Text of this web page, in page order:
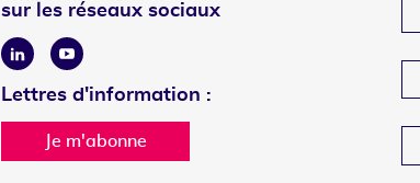
sur les réseaux sociaux
LinkedinYoutube
Lettres d'information :
Je m'abonne